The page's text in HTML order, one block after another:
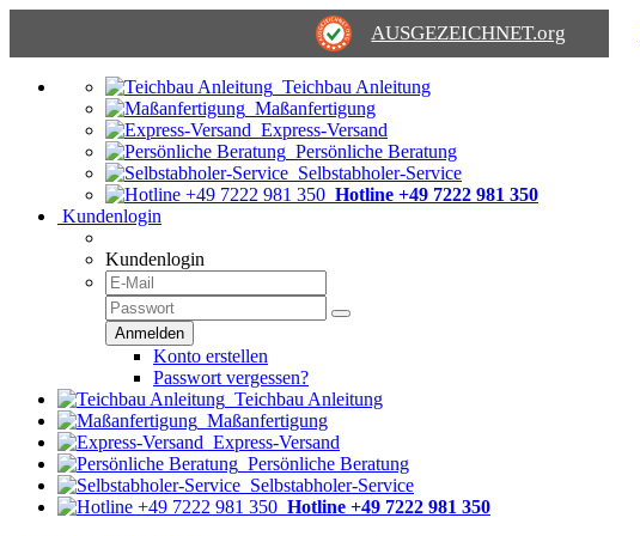
AUSGEZEICHNET.org
Teichbau Anleitung
Maßanfertigung
Express-Versand
Persönliche Beratung
Selbstabholer-Service
Hotline +49 7222 981 350
Kundenlogin
Kundenlogin
Konto erstellen
Passwort vergessen?
Teichbau Anleitung
Maßanfertigung
Express-Versand
Persönliche Beratung
Selbstabholer-Service
Hotline +49 7222 981 350